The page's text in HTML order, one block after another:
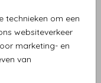
technieken om een
websiteverkeer
marketing- en
van